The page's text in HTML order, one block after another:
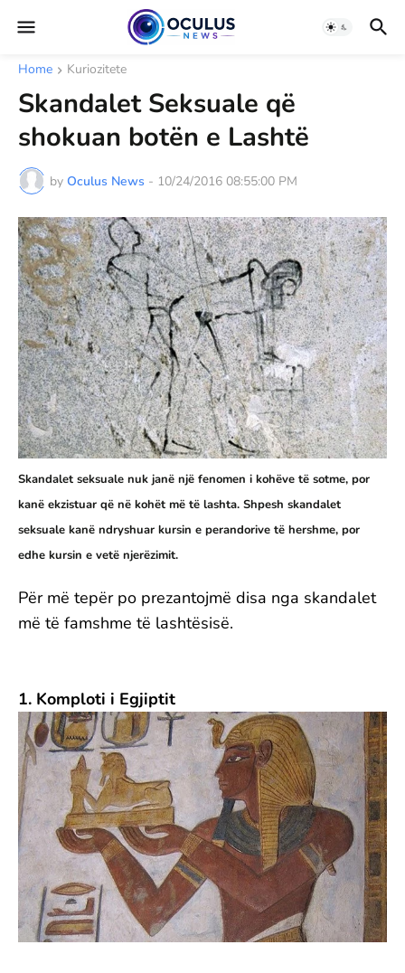
Home Kuriozitete
Skandalet Seksuale që
shokuan botën e Lashtë
by Oculus News - 10/24/2016 08:55:00 PM
Skandalet seksuale nuk janë një fenomen i kohëve të sotme, por
kanë ekzistuar që në kohët më të lashta. Shpesh skandalet
seksuale kanë ndryshuar kursin e perandorive të hershme, por
edhe kursin e vetë njerëzimit.
Për më tepër po prezantojmë disa nga skandalet
më të famshme të lashtësisë.
1. Komploti i Egjiptit